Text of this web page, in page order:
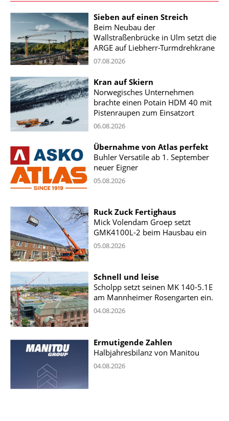
Sieben auf einen Streich
Beim Neubau der
Wallstraßenbrücke in Ulm setzt die
ARGE auf Liebherr-Turmdrehkrane
07.08.2026
Kran auf Skiern
Norwegisches Unternehmen
brachte einen Potain HDM 40 mit
Pistenraupen zum Einsatzort
06.08.2026
Übernahme von Atlas perfekt
Buhler Versatile ab 1. September
neuer Eigner
05.08.2026
Ruck Zuck Fertighaus
Mick Volendam Groep setzt
GMK4100L-2 beim Hausbau ein
05.08.2026
Schnell und leise
Scholpp setzt seinen MK 140-5.1E
am Mannheimer Rosengarten ein.
04.08.2026
Ermutigende Zahlen
Halbjahresbilanz von Manitou
04.08.2026